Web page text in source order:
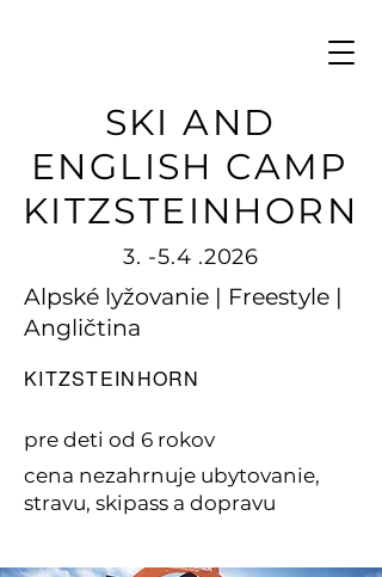
SKI AND
ENGLISH CAMP
KITZSTEINHORN
3. -5.4 .2026
Alpské lyžovanie | Freestyle |
Angličtina
KITZSTEINHORN
pre deti od 6 rokov
cena nezahrnuje ubytovanie,
stravu, skipass a dopravu